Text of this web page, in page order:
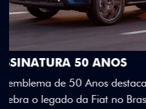
DESIGN QUE SE
Teto bicolor, adesivos
Green criam uma identidade